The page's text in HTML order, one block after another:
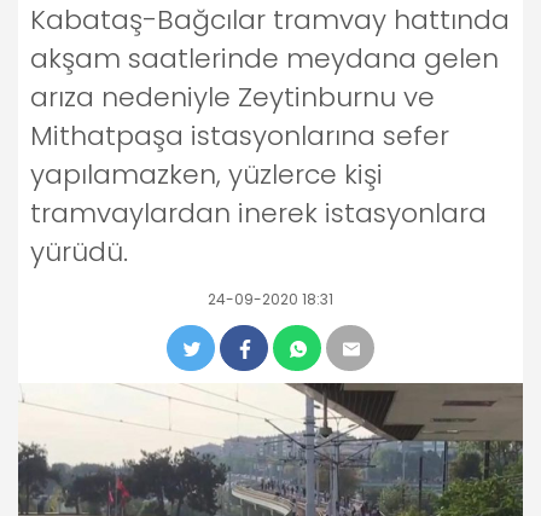
Kabataş-Bağcılar tramvay hattında
akşam saatlerinde meydana gelen
arıza nedeniyle Zeytinburnu ve
Mithatpaşa istasyonlarına sefer
yapılamazken, yüzlerce kişi
tramvaylardan inerek istasyonlara
yürüdü.
24-09-2020 18:31